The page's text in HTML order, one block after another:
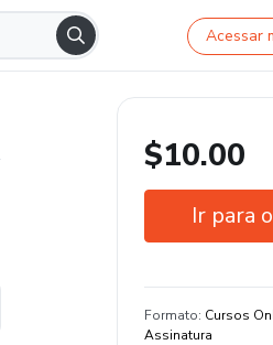
Acessar
$10.00
Ir para
Estude do seu
dispositivo
Formato: Cursos
Assinatura